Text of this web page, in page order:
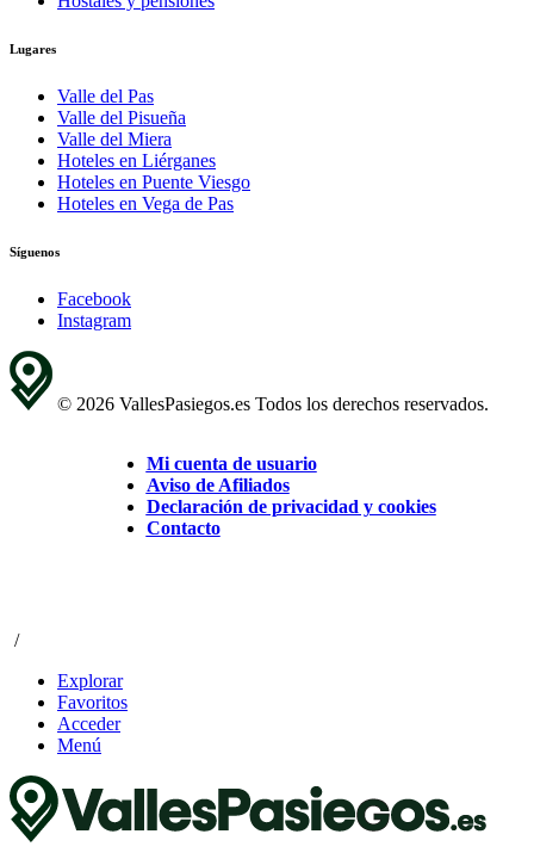
Lugares
Valle del Pas
Valle del Pisueña
Valle del Miera
Hoteles en Liérganes
Hoteles en Puente Viesgo
Hoteles en Vega de Pas
Síguenos
Facebook
Instagram
© 2026 VallesPasiegos.es Todos los derechos reservados.
Mi cuenta de usuario
Aviso de Afiliados
Declaración de privacidad y cookies
Contacto
/
Explorar
Favoritos
Acceder
Menú